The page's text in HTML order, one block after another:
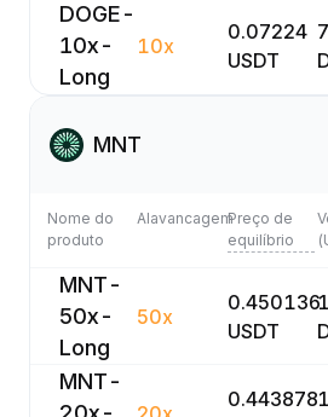
DOGE-
10x-
Long
10x
0.07224
USDT
7
MNT
Nome do
produto
AlavancagemPreço de
equilíbrio
MNT-
50x-
Long
50x
0.450136
USDT
1
MNT-
0.4438781